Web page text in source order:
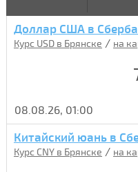
Доллар США в
Курс USD в Брянске / на
08.08.26, 01:00
Китайский юань в
Курс CNY в Брянске / на